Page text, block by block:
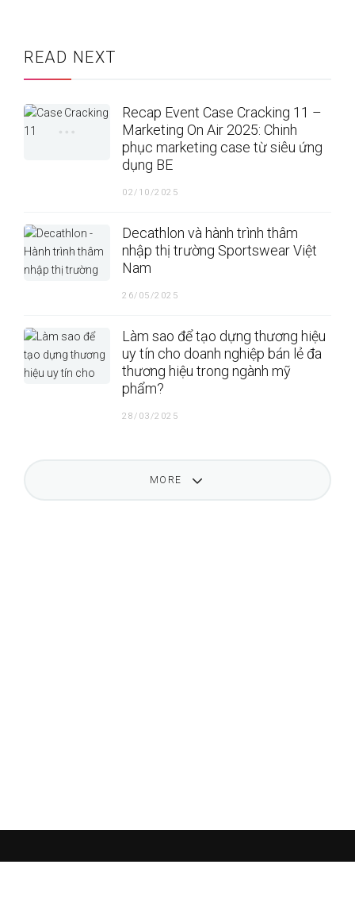
READ NEXT
Recap Event Case Cracking 11 –
Marketing On Air 2025: Chinh
phục marketing case từ siêu ứng
dụng BE
02/10/2025
Decathlon và hành trình thâm
nhập thị trường Sportswear Việt
Nam
26/05/2025
Làm sao để tạo dựng thương hiệu
uy tín cho doanh nghiệp bán lẻ đa
thương hiệu trong ngành mỹ
phẩm?
28/03/2025
MORE